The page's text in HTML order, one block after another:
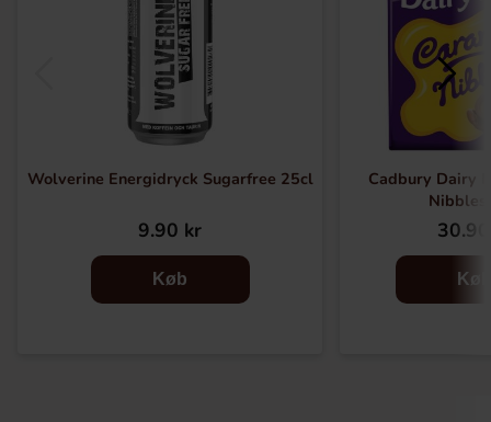
Wolverine Energidryck Sugarfree 25cl
9.90 kr
Køb
Cadbury Dairy
Køb